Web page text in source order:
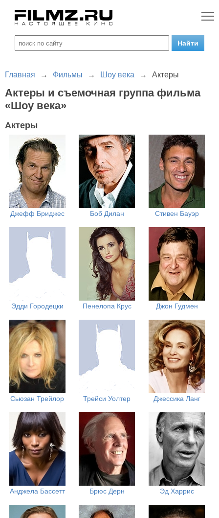
Главная → Фильмы → Шоу века → Актеры
Актеры и съемочная группа фильма
«Шоу века»
Актеры
Джефф Бриджес Боб Дилан Стивен Бауэр
Эдди Городецки Пенелопа Крус Джон Гудмен
Сьюзан Трейлор Трейси Уолтер Джессика Ланг
Анджела Бассетт Брюс Дерн Эд Харрис